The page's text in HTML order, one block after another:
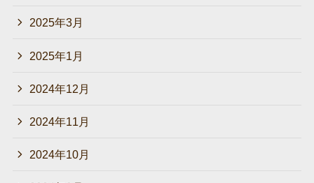
2025年3月
2025年1月
2024年12月
2024年11月
2024年10月